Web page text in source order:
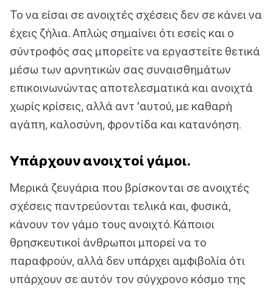
Το να είσαι σε ανοιχτές σχέσεις δεν σε κάνει να
έχεις ζήλια. Απλώς σημαίνει ότι εσείς και ο
σύντροφός σας μπορείτε να εργαστείτε θετικά
μέσω των αρνητικών σας συναισθημάτων
επικοινωνώντας αποτελεσματικά και ανοιχτά
χωρίς κρίσεις, αλλά αντ 'αυτού, με καθαρή
αγάπη, καλοσύνη, φροντίδα και κατανόηση.
Υπάρχουν ανοιχτοί γάμοι.
Μερικά ζευγάρια που βρίσκονται σε ανοιχτές
σχέσεις παντρεύονται τελικά και, φυσικά,
κάνουν τον γάμο τους ανοιχτό. Κάποιοι
θρησκευτικοί άνθρωποι μπορεί να το
παραφρούν, αλλά δεν υπάρχει αμφιβολία ότι
υπάρχουν σε αυτόν τον σύγχρονο κόσμο της